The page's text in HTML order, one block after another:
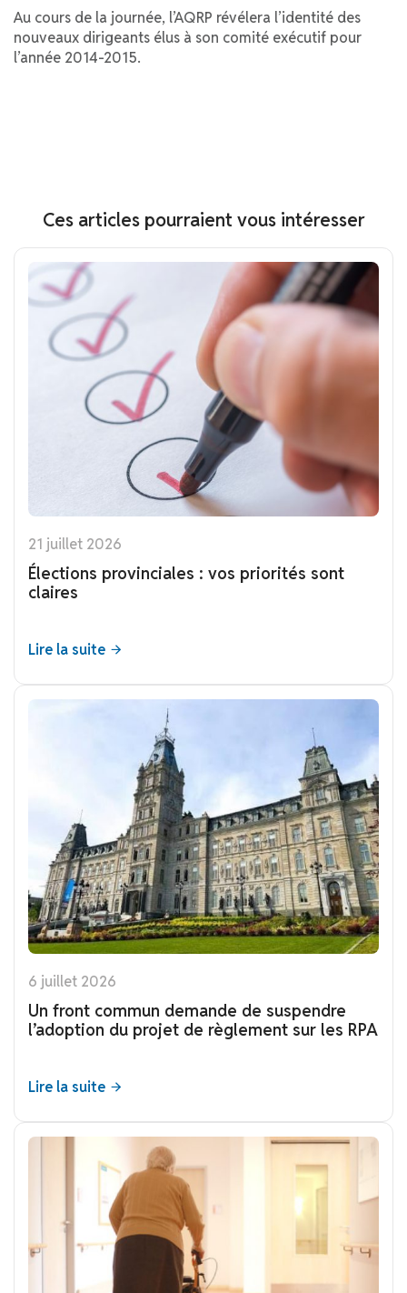
Au cours de la journée, l’AQRP révélera l’identité des
nouveaux dirigeants élus à son comité exécutif pour
l’année 2014-2015.
Ces articles pourraient vous intéresser
21 juillet 2026
Élections provinciales : vos priorités sont
claires
Lire la suite
6 juillet 2026
Un front commun demande de suspendre
l’adoption du projet de règlement sur les RPA
Lire la suite